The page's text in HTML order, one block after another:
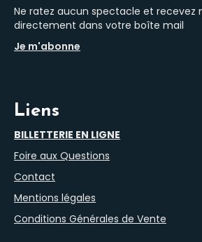
Ne ratez aucun spectacle et recevez
directement dans votre boîte mail
Je m'abonne
Liens
BILLETTERIE EN LIGNE
Foire aux Questions
Contact
Mentions légales
Conditions Générales de Vente